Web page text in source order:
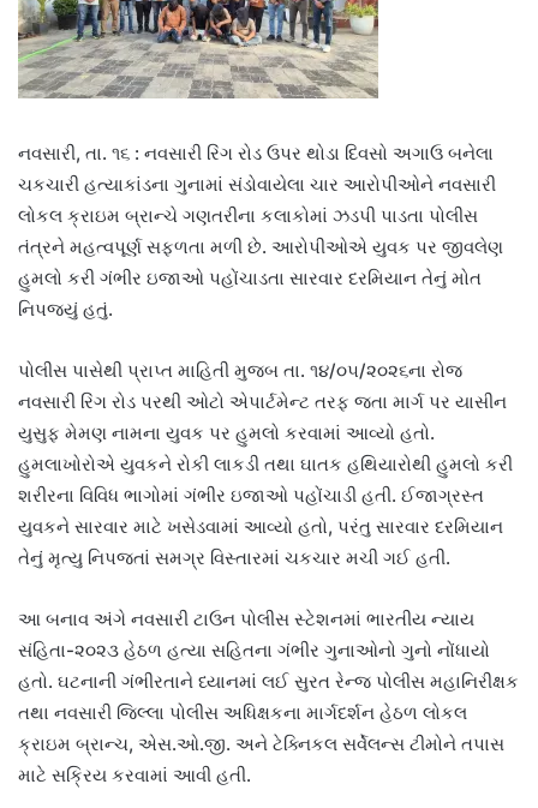
નવસારી, તા. ૧૬ : નવસારી રિંગ રોડ ઉપર થોડા દિવસો અગાઉ બનેલા
ચકચારી હત્યાકાંડના ગુનામાં સંડોવાયેલા ચાર આરોપીઓને નવસારી
લોકલ ક્રાઇમ બ્રાન્ચે ગણતરીના કલાકોમાં ઝડપી પાડતા પોલીસ
તંત્રને મહત્વપૂર્ણ સફળતા મળી છે. આરોપીઓએ યુવક પર જીવલેણ
હુમલો કરી ગંભીર ઇજાઓ પહોંચાડતા સારવાર દરમિયાન તેનું મોત
નિપજ્યું હતું.
પોલીસ પાસેથી પ્રાપ્ત માહિતી મુજબ તા. ૧૪/૦૫/૨૦૨૬ના રોજ
નવસારી રિંગ રોડ પરથી ઓટો એપાર્ટમેન્ટ તરફ જતા માર્ગ પર યાસીન
યુસુફ મેમણ નામના યુવક પર હુમલો કરવામાં આવ્યો હતો.
હુમલાખોરોએ યુવકને રોકી લાકડી તથા ઘાતક હથિયારોથી હુમલો કરી
શરીરના વિવિધ ભાગોમાં ગંભીર ઇજાઓ પહોંચાડી હતી. ઈજાગ્રસ્ત
યુવકને સારવાર માટે ખસેડવામાં આવ્યો હતો, પરંતુ સારવાર દરમિયાન
તેનું મૃત્યુ નિપજતાં સમગ્ર વિસ્તારમાં ચકચાર મચી ગઈ હતી.
આ બનાવ અંગે નવસારી ટાઉન પોલીસ સ્ટેશનમાં ભારતીય ન્યાય
સંહિતા-૨૦૨૩ હેઠળ હત્યા સહિતના ગંભીર ગુનાઓનો ગુનો નોંધાયો
હતો. ઘટનાની ગંભીરતાને ધ્યાનમાં લઈ સુરત રેન્જ પોલીસ મહાનિરીક્ષક
તથા નવસારી જિલ્લા પોલીસ અધિક્ષકના માર્ગદર્શન હેઠળ લોકલ
ક્રાઇમ બ્રાન્ચ, એસ.ઓ.જી. અને ટેક્નિકલ સર્વેલન્સ ટીમોને તપાસ
માટે સક્રિય કરવામાં આવી હતી.